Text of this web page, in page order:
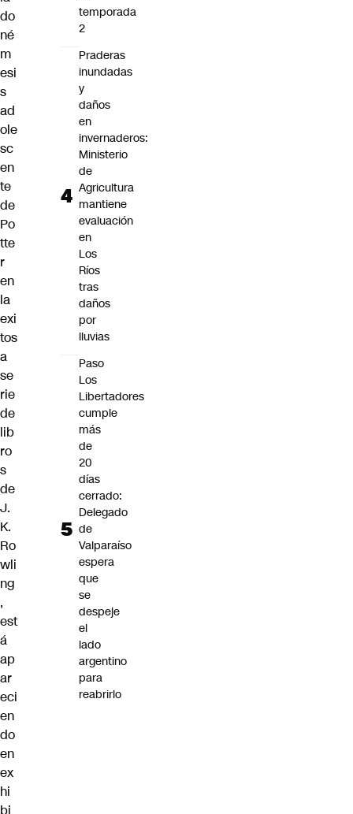
do
né
m
esi
s
ad
ole
sc
en
te
de
Po
tte
r
en
la
exi
tos
a
se
rie
de
lib
ro
s
de
J.
K.
Ro
wli
ng
,
est
á
ap
ar
eci
en
do
en
ex
hi
bi
temporada
2
Praderas
inundadas
y
daños
en
invernaderos:
Ministerio
de
Agricultura
mantiene
evaluación
en
Los
Ríos
tras
daños
por
lluvias
Paso
Los
Libertadores
cumple
más
de
20
días
cerrado:
Delegado
de
Valparaíso
espera
que
se
despeje
el
lado
argentino
para
reabrirlo